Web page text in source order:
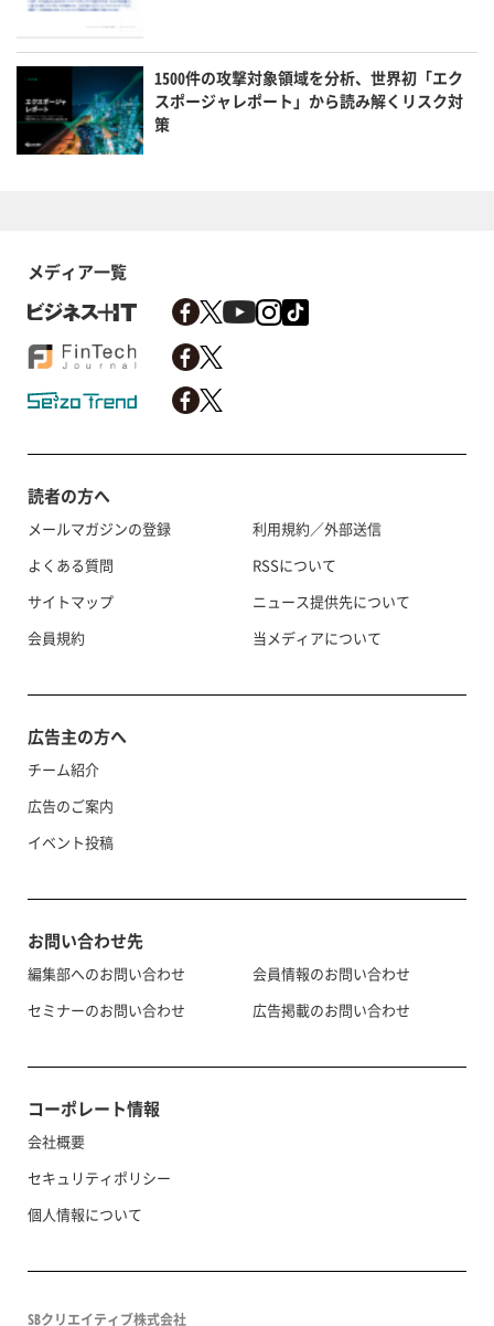
1500件の攻撃対象領域を分析、世界初「エク
スポージャレポート」から読み解くリスク対
策
メディア一覧
読者の方へ
メールマガジンの登録
よくある質問
サイトマップ
会員規約
利用規約／外部送信
RSSについて
ニュース提供先について
当メディアについて
広告主の方へ
チーム紹介
広告のご案内
イベント投稿
お問い合わせ先
編集部へのお問い合わせ
セミナーのお問い合わせ
会員情報のお問い合わせ
広告掲載のお問い合わせ
コーポレート情報
会社概要
セキュリティポリシー
個人情報について
SBクリエイティブ株式会社